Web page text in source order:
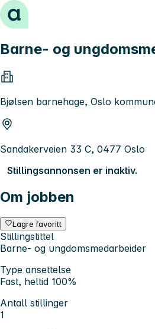
Hopp til innhold
Barne- og
Bjølsen barnehage, Oslo
Sandakerveien 33 C, 0477 Oslo
Stillingsannonsen er inaktiv.
Om jobben
Lagre favoritt
Stillingstittel
Barne- og ungdomsmedarbeider
Type ansettelse
Fast, heltid 100%
Antall stillinger
1